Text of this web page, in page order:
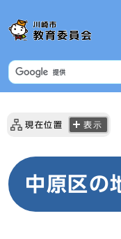
現在位置 表示
中原区の